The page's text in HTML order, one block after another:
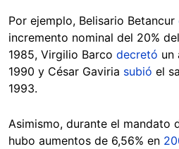
Por ejemplo, Belisario Betancur
incremento nominal del 20%
1985, Virgilio Barco decretó un
1990 y César Gaviria subió el
1993.
Asimismo, durante el mandato
hubo aumentos de 6,56% en